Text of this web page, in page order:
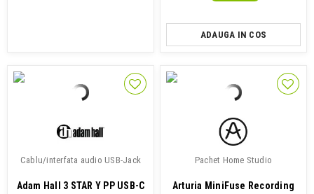
ADAUGA IN COS
Cablu/interfata audio USB-Jack
Adam Hall 3 STAR Y PP USB-C
Pachet Home Studio
Arturia MiniFuse Recording